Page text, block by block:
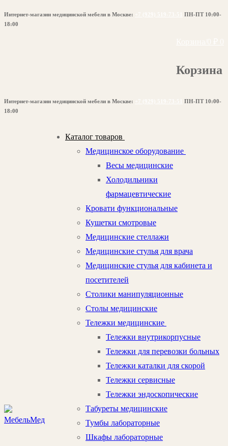
Перейти
к
Меню
Закрыть
Интернет-магазин медицинской мебели в Москве:
ПН-ПТ 10:00-
18:00
Корзина
Интернет-магазин медицинской мебели в Москве:
ПН-ПТ 10:00-
18:00
Каталог товаров
Медицинское оборудование
Весы медицинские
Холодильники
фармацевтические
Кровати функциональные
Кушетки смотровые
Медицинские стеллажи
Медицинские стулья для врача
Медицинские стулья для кабинета и
посетителей
Столики манипуляционные
Столы медицинские
Тележки медицинские
Тележки внутрикорпусные
Тележки для перевозки больных
Тележки каталки для скорой
Тележки сервисные
Тележки эндоскопические
Табуреты медицинские
Тумбы лабораторные
Шкафы лабораторные